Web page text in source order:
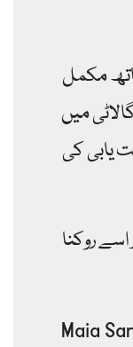
مکمل
میں
یابی کی
روکنا
— Maia